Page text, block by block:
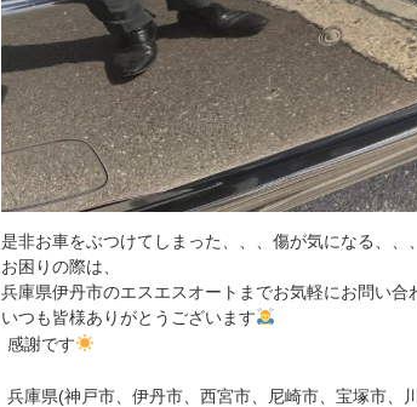
是非お車をぶつけてしまった、、、傷が気になる、
お困りの際は、
兵庫県伊丹市のエスエスオートまでお気軽にお問い合
いつも皆様ありがとうございます
感謝です
兵庫県(神戸市、伊丹市、西宮市、尼崎市、宝塚市、